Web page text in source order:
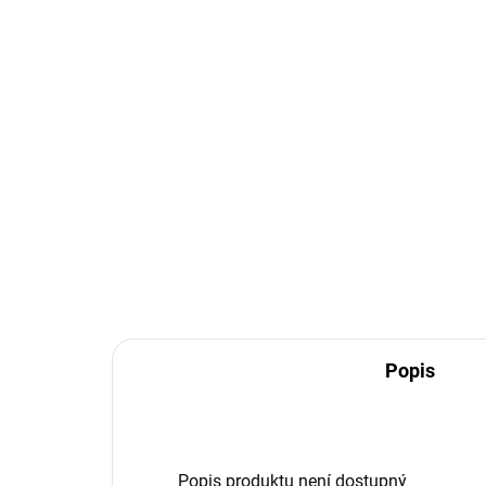
Popis
Popis produktu není dostupný